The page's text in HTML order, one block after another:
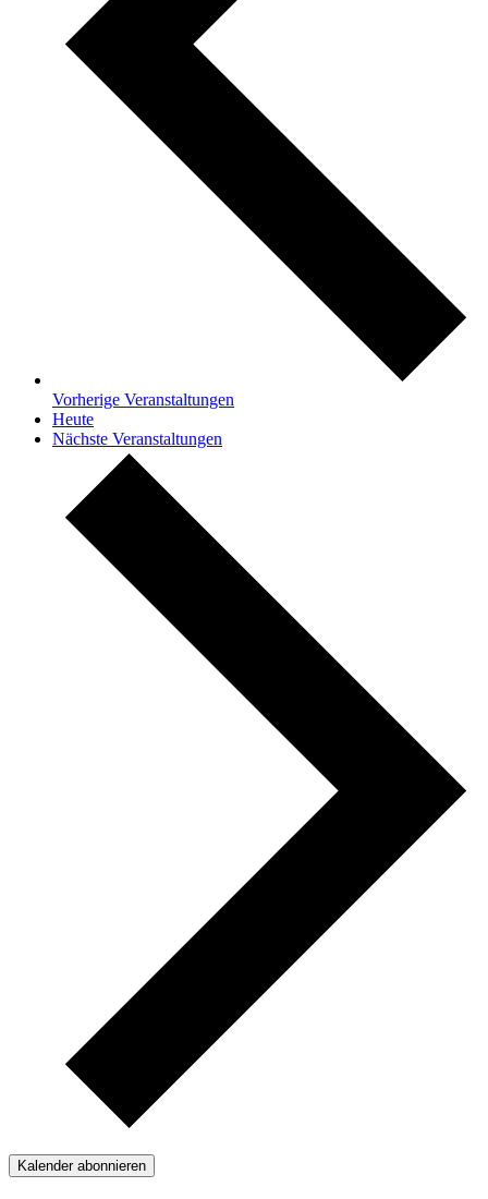
Vorherige Veranstaltungen
Heute
Nächste Veranstaltungen
Kalender abonnieren